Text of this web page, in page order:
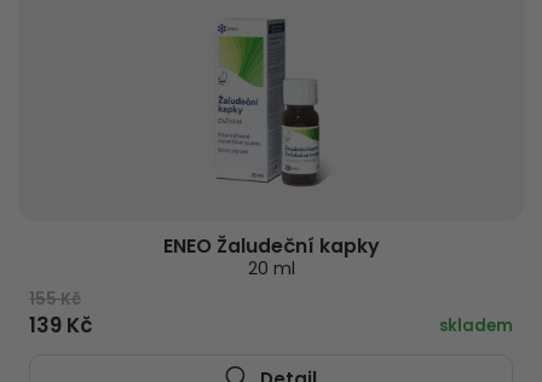
ENEO Žaludeční kapky
20 ml
155 Kč
139 Kč skladem